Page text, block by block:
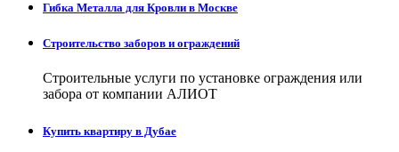
Гибка Металла для Кровли в Москве
Строительство заборов и ограждений
Строительные услуги по установке ограждения или
забора от компании АЛИОТ
Купить квартиру в Дубае